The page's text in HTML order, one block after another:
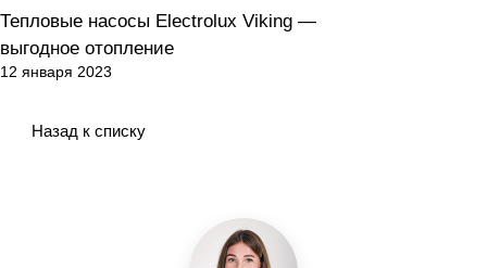
Тепловые насосы
Тепловые насосы Electrolux Viking —
выгодное отопление
12 января 2023
Назад к списку